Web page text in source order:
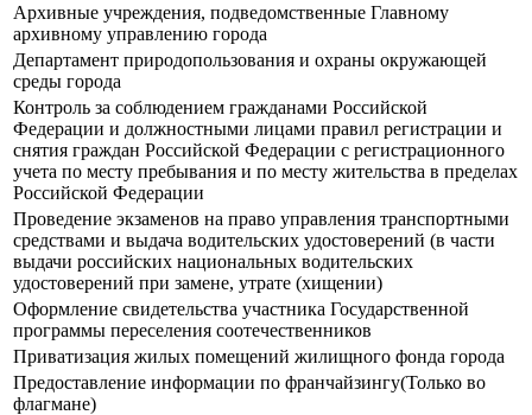
Архивные учреждения, подведомственные Главному
архивному управлению города
Департамент природопользования и охраны окружающей
среды города
Контроль за соблюдением гражданами Российской
Федерации и должностными лицами правил регистрации и
снятия граждан Российской Федерации с регистрационного
учета по месту пребывания и по месту жительства в пределах
Российской Федерации
Прoведение экзаменов на право управления транспортными
средствами и выдача водительских удостоверений (в части
выдачи российских национальных водительских
удостоверений при замене, утрате (хищении)
Оформление свидетельства участника Государственной
программы переселения соотечественников
Приватизация жилых помещений жилищного фонда города
Предоставление информации по франчайзингу(Только во
флагмане)